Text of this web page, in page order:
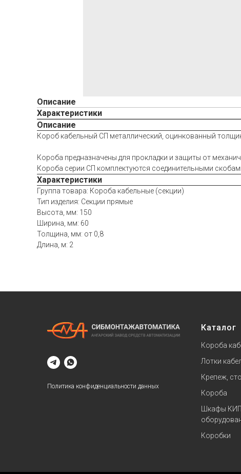
Описание
Характеристики
Описание
Короб кабельный СП металлический, оцинкованный
Короба предназначены для прокладки и защиты от
Короба серии СП комплектуются соединительными
Характеристики
Группа товара: Короба кабельные (секции)
Тип изделия: Секции прямые
Высота, мм: 150
Ширина, мм: 60
Толщина, мм: от 0,8
Длина, м: 2
Политика конфиденциальности данных
Каталог
Короба
Лотки
Крепеж,
Короба
Шкафы
Коробки